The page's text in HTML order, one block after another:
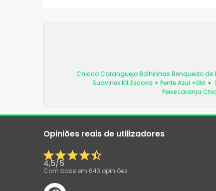
Chicco Caranguejo Bolhinhas Brinquedo de
Suavinex Kit Escova + Pente Azul +0M
Peixe Laranja
Opiniões reais de utilizadores
4,5/5
Com base em 643 opiniões